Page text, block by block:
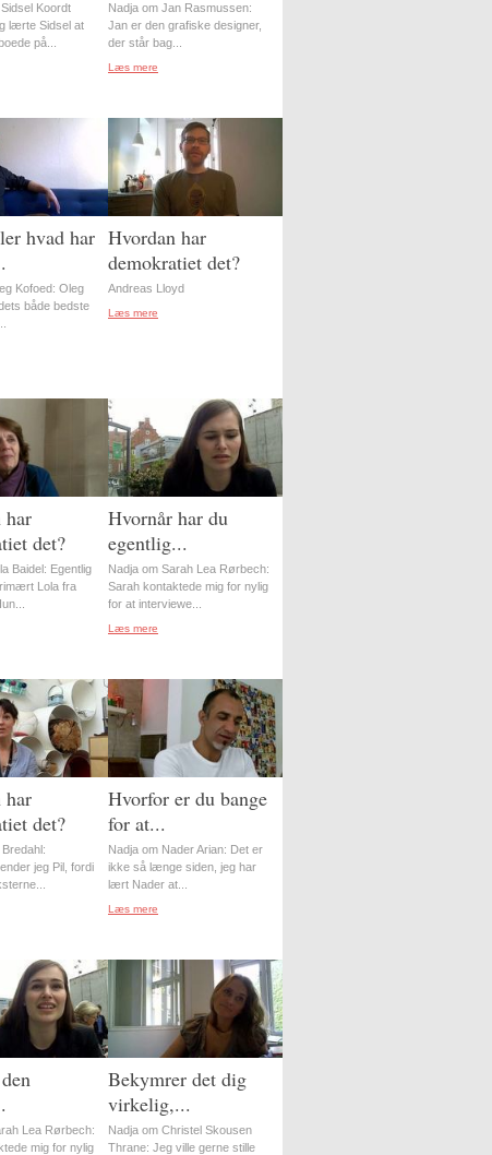
Koordt
lærte Sidsel at
på...
Nadja om Jan Rasmussen:
Jan er den grafiske designer,
der står bag...
Læs mere
hvad har
Kofoed: Oleg
både bedste
Hvordan har
demokratiet det?
Andreas Lloyd
Læs mere
har
det?
Baidel: Egentlig
Lola fra
Hvornår har du
egentlig...
Nadja om Sarah Lea Rørbech:
Sarah kontaktede mig for nylig
for at interviewe...
Læs mere
har
det?
jeg Pil, fordi
Hvorfor er du bange
for at...
Nadja om Nader Arian: Det er
ikke så længe siden, jeg har
lært Nader at...
Læs mere
Lea Rørbech:
mig for nylig
Bekymrer det dig
virkelig,...
Nadja om Christel Skousen
Thrane: Jeg ville gerne stille